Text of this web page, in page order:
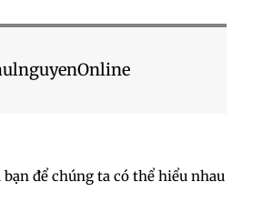
để chúng ta có thể hiểu nhau